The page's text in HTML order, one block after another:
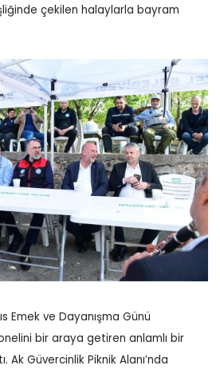
çekilen halaylarla bayram
Emek ve Dayanışma Günü
bir araya getiren anlamlı bir
Güvercinlik Piknik Alanı’nda